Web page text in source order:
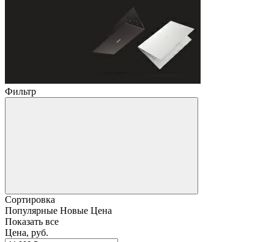
Фильтр
Сортировка
Популярные Новые Цена
Показать все
Цена, руб.